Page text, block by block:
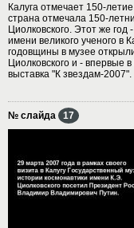
Калуга отмечает 150-
страна отмечала 150-
Циолковского. Этот же
имени великого ученого в
годовщины в музее
Циолковского и - впервые
выставка "К звездам-2007".
№ слайда 17